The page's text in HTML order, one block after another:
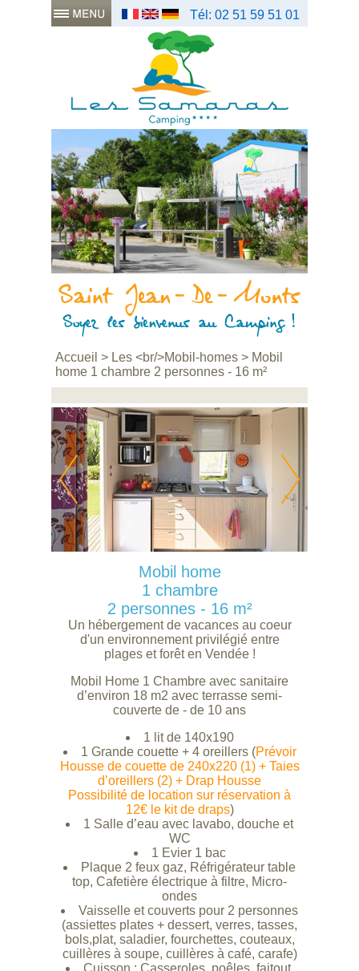
Tél: 02 51 59 51 01
Accueil > Les <br/>Mobil-homes > Mobil
home 1 chambre 2 personnes - 16 m²
Mobil home
1 chambre
2 personnes - 16 m²
Un hébergement de vacances au coeur
d'un environnement privilégié entre
plages et forêt en Vendée !
Mobil Home 1 Chambre avec sanitaire
d’environ 18 m2 avec terrasse semi-
couverte de - de 10 ans
1 lit de 140x190
1 Grande couette + 4 oreillers (Prévoir
Housse de couette de 240x220 (1) + Taies
d’oreillers (2) + Drap Housse
Possibilité de location sur réservation à
12€ le kit de draps)
1 Salle d’eau avec lavabo, douche et
WC
1 Evier 1 bac
Plaque 2 feux gaz, Réfrigérateur table
top, Cafetière électrique à filtre, Micro-
ondes
Vaisselle et couverts pour 2 personnes
(assiettes plates + dessert, verres, tasses,
bols,plat, saladier, fourchettes, couteaux,
cuillères à soupe, cuillères à café, carafe)
Cuisson : Casseroles, poêles, faitout,